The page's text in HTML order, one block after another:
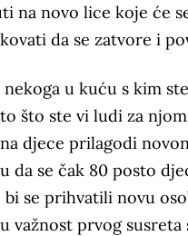
na novo lice koje će
da se zatvore i
u kuću s kim
što ste vi ludi za
djece prilagodi
da se čak 80 posto
se prihvatili novu
važnost prvog